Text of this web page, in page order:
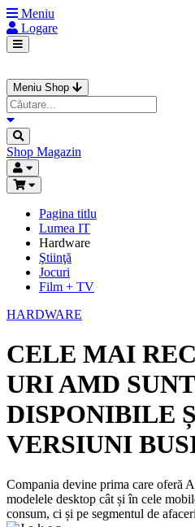
Meniu
Logare
Meniu Shop
Shop Magazin
Pagina titlu
Lumea IT
Hardware
Ştiinţă
Jocuri
Film + TV
HARDWARE
CELE MAI
URI AMD SUNT
DISPONIBILE
VERSIUNI
Compania devine prima care oferă
modelele desktop cât și în cele
consum, ci și pe segmentul de